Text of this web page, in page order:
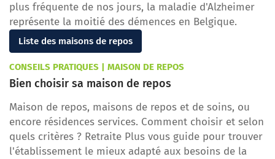
plus fréquente de nos jours, la maladie d'Alzheimer
représente la moitié des démences en Belgique.
Liste des maisons de repos
CONSEILS PRATIQUES | MAISON DE REPOS
Bien choisir sa maison de repos
Maison de repos, maisons de repos et de soins, ou
encore résidences services. Comment choisir et selon
quels critères ? Retraite Plus vous guide pour trouver
l'établissement le mieux adapté aux besoins de la